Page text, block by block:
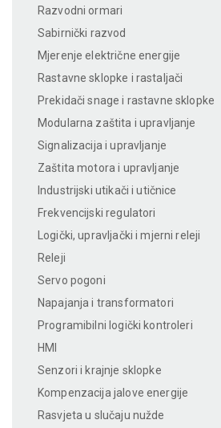
Razvodni ormari
Sabirnički razvod
Mjerenje električne energije
Rastavne sklopke i rastaljači
Prekidači snage i rastavne sklopke
Modularna zaštita i upravljanje
Signalizacija i upravljanje
Zaštita motora i upravljanje
Industrijski utikači i utičnice
Frekvencijski regulatori
Logički, upravljački i mjerni releji
Releji
Servo pogoni
Napajanja i transformatori
Programibilni logički kontroleri
HMI
Senzori i krajnje sklopke
Kompenzacija jalove energije
Rasvjeta u slučaju nužde